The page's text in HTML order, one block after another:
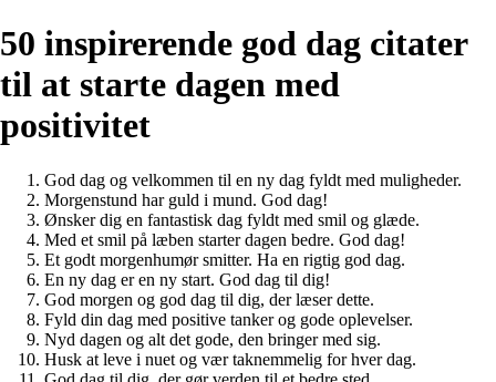
50 inspirerende god dag citater
til at starte dagen med
positivitet
God dag og velkommen til en ny dag fyldt med muligheder.
Morgenstund har guld i mund. God dag!
Ønsker dig en fantastisk dag fyldt med smil og glæde.
Med et smil på læben starter dagen bedre. God dag!
Et godt morgenhumør smitter. Ha en rigtig god dag.
En ny dag er en ny start. God dag til dig!
God morgen og god dag til dig, der læser dette.
Fyld din dag med positive tanker og gode oplevelser.
Nyd dagen og alt det gode, den bringer med sig.
Husk at leve i nuet og vær taknemmelig for hver dag.